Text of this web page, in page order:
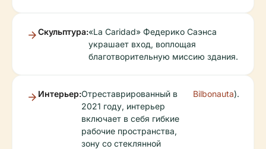
Скульптура:«La Caridad» Федерико Саэнса
украшает вход, воплощая
благотворительную миссию здания.
Интерьер:Отреставрированный в
2021 году, интерьер
включает в себя гибкие
рабочие пространства,
зону со стеклянной
Bilbonauta).